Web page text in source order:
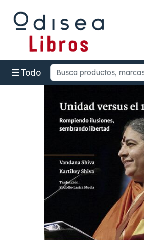
Todo